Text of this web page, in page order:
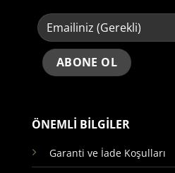
ÖNEMLİ BİLGİLER
Garanti ve İade Koşulları